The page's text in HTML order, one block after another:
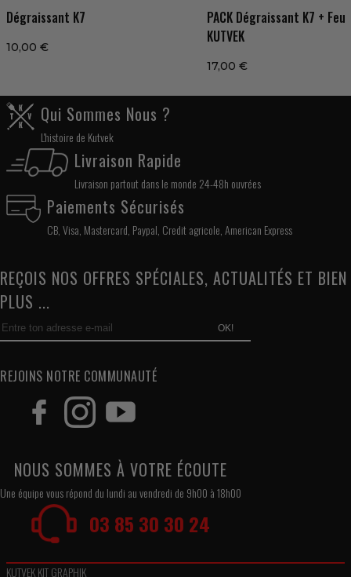
Dégraissant K7
10,00 €
PACK Dégraissant K7 +
KUTVEK
17,00 €
Qui Sommes Nous ?
L'histoire de Kutvek
Livraison Rapide
Livraison partout dans le monde 24-48h ouvrées
Paiements Sécurisés
CB, Visa, Mastercard, Paypal, Credit agricole, American Express
REÇOIS NOS OFFRES SPÉCIALES, ACTUALITÉS ET BIEN
PLUS ...
OK!
REJOINS NOTRE COMMUNAUTÉ
NOUS SOMMES À VOTRE ÉCOUTE
Une équipe vous répond du lundi au vendredi de 9h00 à 18h00
03 85 30 30 24
KUTVEK KIT GRAPHIK